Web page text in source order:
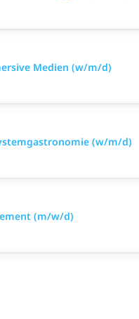
Medien (w/m/d)
(w/m/d)
(m/w/d)